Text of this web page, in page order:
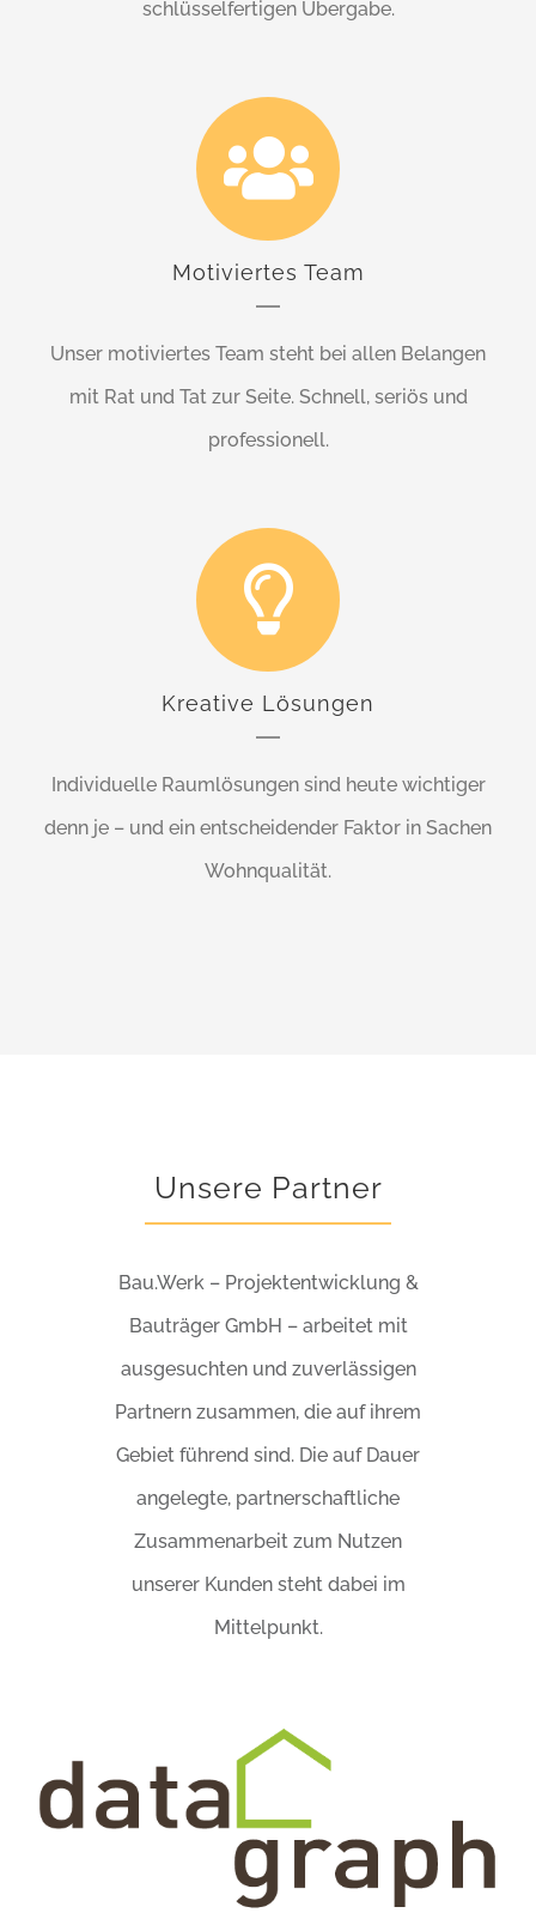
schlüsselfertigen Übergabe.
Motiviertes Team
Unser motiviertes Team steht bei allen Belangen
mit Rat und Tat zur Seite. Schnell, seriös und
professionell.
Kreative Lösungen
Individuelle Raumlösungen sind heute wichtiger
denn je – und ein entscheidender Faktor in Sachen
Wohnqualität.
Unsere Partner
Bau.Werk – Projektentwicklung &
Bauträger GmbH – arbeitet mit
ausgesuchten und zuverlässigen
Partnern zusammen, die auf ihrem
Gebiet führend sind. Die auf Dauer
angelegte, partnerschaftliche
Zusammenarbeit zum Nutzen
unserer Kunden steht dabei im
Mittelpunkt.